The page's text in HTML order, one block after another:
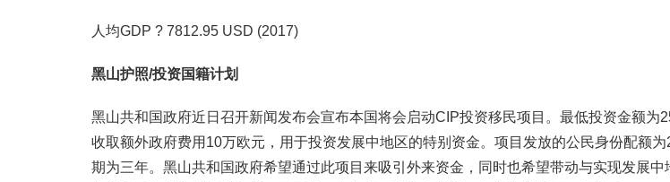
人均GDP ? 7812.95 USD (2017)
黑山护照/投资国籍计划
黑山共和国政府近日召开新闻发布会宣布本国将会启动CIP投资移民项目。最低投资金额为
收取额外政府费用10万欧元，用于投资发展中地区的特别资金。项目发放的公民身份配额
期为三年。黑山共和国政府希望通过此项目来吸引外来资金，同时也希望带动与实现发展